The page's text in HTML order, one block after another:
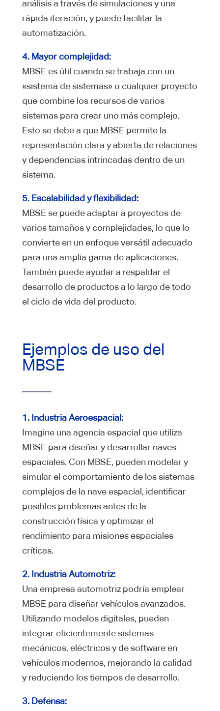
análisis a través de simulaciones y una
rápida iteración, y puede facilitar la
automatización.
4. Mayor complejidad:
MBSE es útil cuando se trabaja con un
«sistema de sistemas» o cualquier proyecto
que combine los recursos de varios
sistemas para crear uno más complejo.
Esto se debe a que MBSE permite la
representación clara y abierta de relaciones
y dependencias intrincadas dentro de un
sistema.
5. Escalabilidad y flexibilidad:
MBSE se puede adaptar a proyectos de
varios tamaños y complejidades, lo que lo
convierte en un enfoque versátil adecuado
para una amplia gama de aplicaciones.
También puede ayudar a respaldar el
desarrollo de productos a lo largo de todo
el ciclo de vida del producto.
Ejemplos de uso del
MBSE
1. Industria Aeroespacial:
Imagine una agencia espacial que utiliza
MBSE para diseñar y desarrollar naves
espaciales. Con MBSE, pueden modelar y
simular el comportamiento de los sistemas
complejos de la nave espacial, identificar
posibles problemas antes de la
construcción física y optimizar el
rendimiento para misiones espaciales
críticas.
2. Industria Automotriz:
Una empresa automotriz podría emplear
MBSE para diseñar vehículos avanzados.
Utilizando modelos digitales, pueden
integrar eficientemente sistemas
mecánicos, eléctricos y de software en
vehículos modernos, mejorando la calidad
y reduciendo los tiempos de desarrollo.
3. Defensa: